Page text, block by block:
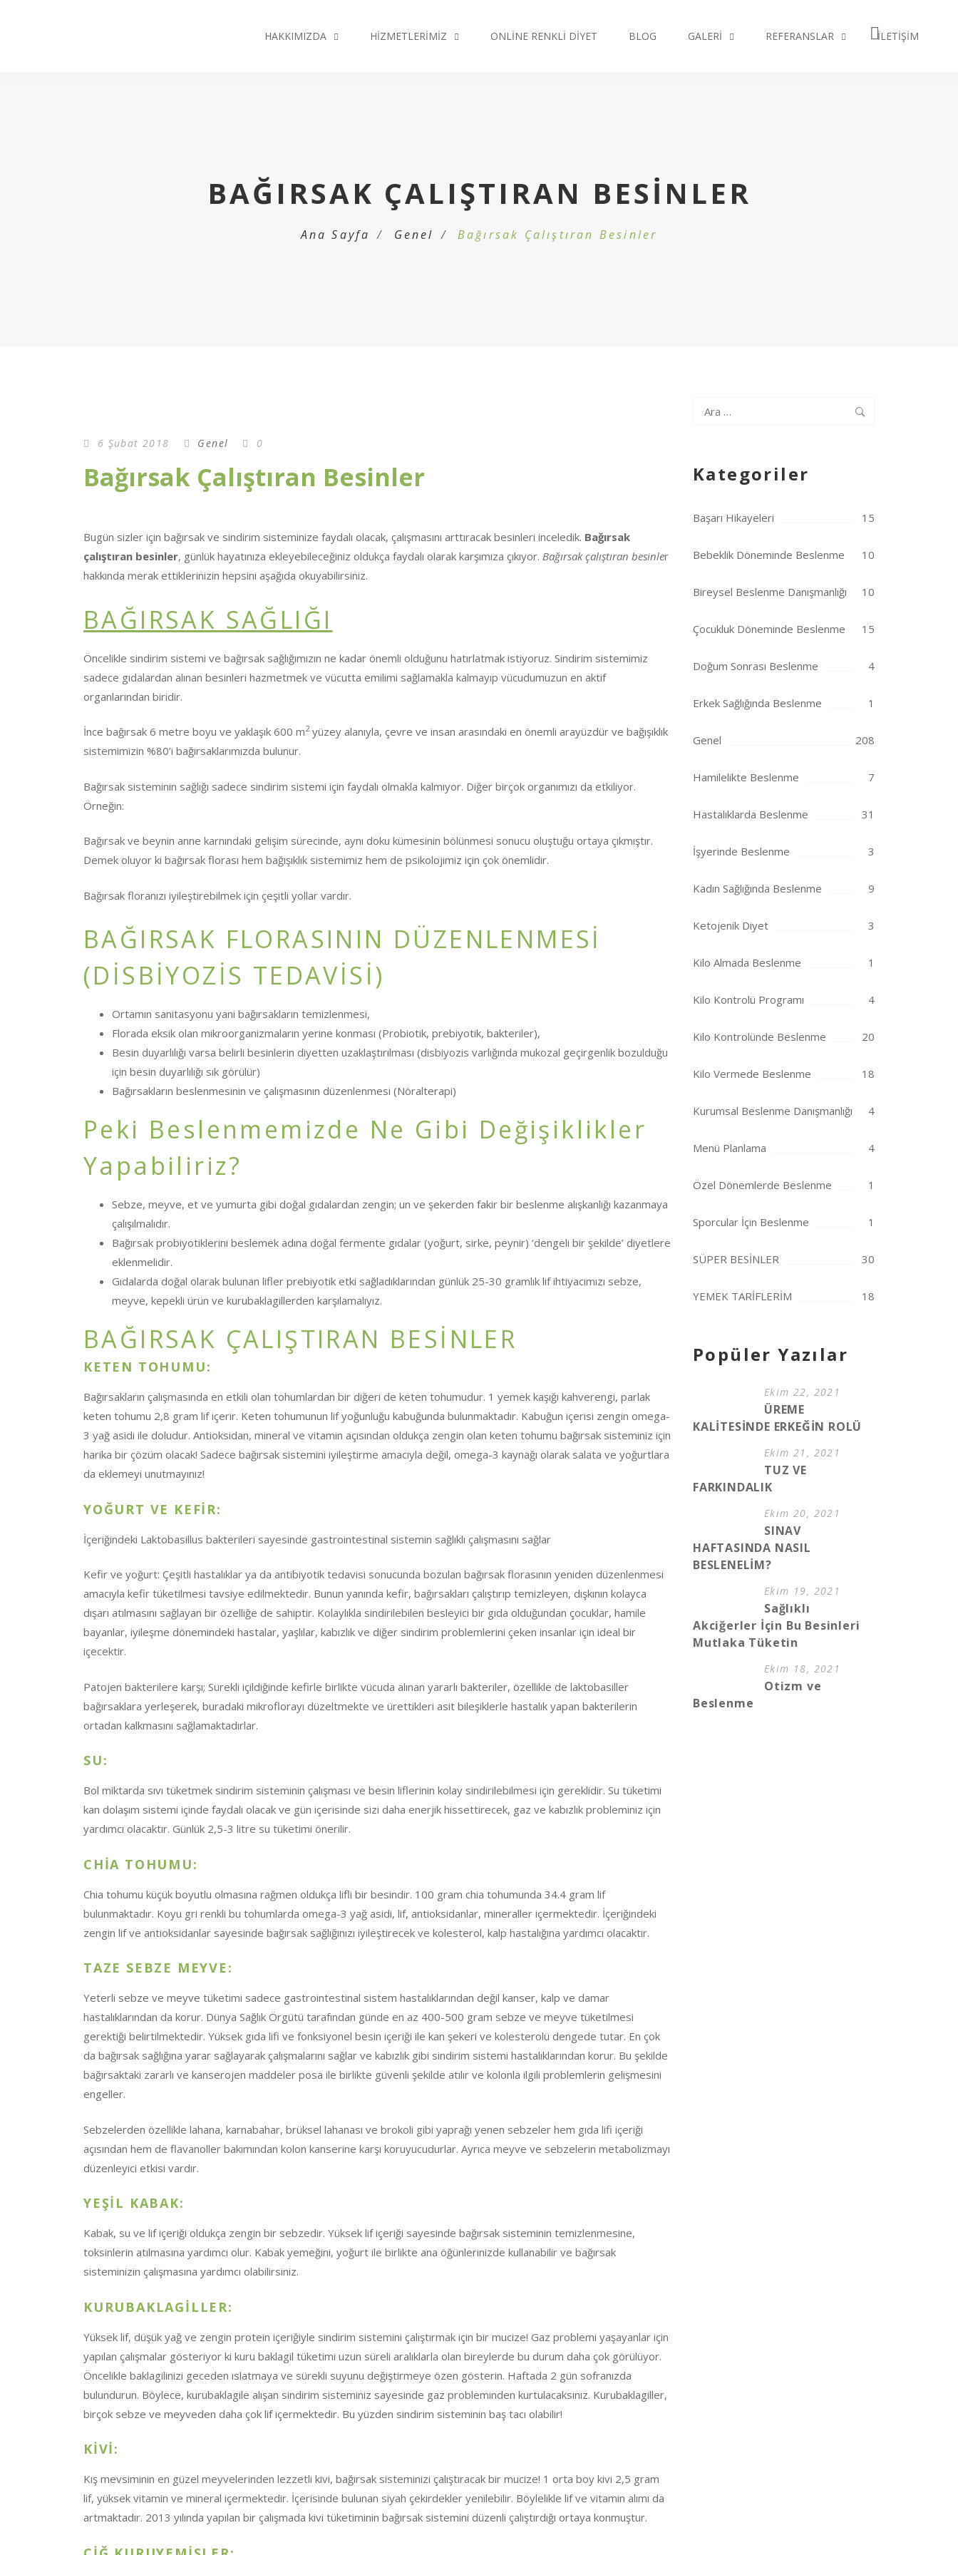
HAKKIMIZDA HIZMETLERIMIZ ONLINE RENKLI DIYET BLOG GALERI REFERANSLAR İLETIŞIM
BAĞIRSAK ÇALIŞTIRAN BESINLER
Ana Sayfa Genel Bağırsak Çalıştıran Besinler
6 Şubat 2018 Genel 0
Bağırsak Çalıştıran Besinler
Bugün sizler için bağırsak ve sindirim sisteminize faydalı olacak, çalışmasını arttıracak besinleri inceledik. Bağırsak
çalıştıran besinler, günlük hayatınıza ekleyebileceğiniz oldukça faydalı olarak karşımıza çıkıyor. Bağırsak çalıştıran besinler
hakkında merak ettiklerinizin hepsini aşağıda okuyabilirsiniz.
BAĞIRSAK SAĞLIĞI
Öncelikle sindirim sistemi ve bağırsak sağlığımızın ne kadar önemli olduğunu hatırlatmak istiyoruz. Sindirim sistemimiz
sadece gıdalardan alınan besinleri hazmetmek ve vücutta emilimi sağlamakla kalmayıp vücudumuzun en aktif
organlarından biridir.
İnce bağırsak 6 metre boyu ve yaklaşık 600 m2yüzey alanıyla, çevre ve insan arasındaki en önemli arayüzdür ve bağışıklık
sistemimizin %80’i bağırsaklarımızda bulunur.
Bağırsak sisteminin sağlığı sadece sindirim sistemi için faydalı olmakla kalmıyor. Diğer birçok organımızı da etkiliyor.
Örneğin:
Bağırsak ve beynin anne karnındaki gelişim sürecinde, aynı doku kümesinin bölünmesi sonucu oluştuğu ortaya çıkmıştır.
Demek oluyor ki bağırsak florası hem bağışıklık sistemimiz hem de psikolojimiz için çok önemlidir.
Bağırsak floranızı iyileştirebilmek için çeşitli yollar vardır.
BAĞIRSAK FLORASININ DÜZENLENMESİ
(DİSBİYOZİS TEDAVİSİ)
Ortamın sanitasyonu yani bağırsakların temizlenmesi,
Florada eksik olan mikroorganizmaların yerine konması (Probiotik, prebiyotik, bakteriler),
Besin duyarlılığı varsa belirli besinlerin diyetten uzaklaş­tırılması (disbiyozis varlığında mukozal geçirgenlik bozul­duğu
için besin duyarlılığı sık görülür)
Bağırsakların beslenmesinin ve çalışmasının düzenlen­mesi (Nöralterapi)
Peki Beslenmemizde Ne Gibi Değişiklikler
Yapabiliriz?
Sebze, meyve, et ve yumurta gibi doğal gıdalardan zengin; un ve şekerden fakir bir beslenme alışkanlığı kazanmaya
çalışılmalıdır.
Bağırsak probiyotiklerini beslemek adına doğal fermente gıdalar (yoğurt, sirke, peynir) ‘dengeli bir şekilde’ diyetlere
eklenmelidir.
Gıdalarda doğal olarak bulunan lifler prebiyotik etki sağladıklarından günlük 25-30 gramlık lif ihtiyacımızı sebze,
meyve, kepekli ürün ve kurubaklagillerden karşılamalıyız.
BAĞIRSAK ÇALIŞTIRAN BESİNLER
KETEN TOHUMU:
Bağırsakların çalışmasında en etkili olan tohumlardan bir diğeri de keten tohumudur. 1 yemek kaşığı kahverengi, parlak
keten tohumu 2,8 gram lif içerir. Keten tohumunun lif yoğunluğu kabuğunda bulunmaktadır. Kabuğun içerisi zengin omega-
3 yağ asidi ile doludur. Antioksidan, mineral ve vitamin açısından oldukça zengin olan keten tohumu bağırsak sisteminiz için
harika bir çözüm olacak! Sadece bağırsak sistemini iyileştirme amacıyla değil, omega-3 kaynağı olarak salata ve yoğurtlara
da eklemeyi unutmayınız!
YOĞURT VE KEFİR:
İçeriğindeki Laktobasillus bakterileri sayesinde gastrointestinal sistemin sağlıklı çalışmasını sağlar
Kefir ve yoğurt: Çeşitli hastalıklar ya da antibiyotik tedavisi sonucunda bozulan bağırsak florasının yeniden düzenlenmesi
amacıyla kefir tüketilmesi tavsiye edilmektedir. Bunun yanında kefir, bağırsakları çalıştırıp temizleyen, dışkının kolayca
dışarı atılmasını sağlayan bir özelliğe de sahiptir. Kolaylıkla sindirilebilen besleyici bir gıda olduğundan çocuklar, hamile
bayanlar, iyileşme dönemindeki hastalar, yaşlılar, kabızlık ve diğer sindirim problemlerini çeken insanlar için ideal bir
içecektir.
Patojen bakterilere karşı; Sürekli içildiğinde kefirle birlikte vücuda alınan yararlı bakteriler, özellikle de laktobasiller
bağırsaklara yerleşerek, buradaki mikroflorayı düzeltmekte ve ürettikleri asit bileşiklerle hastalık yapan bakterilerin
ortadan kalkmasını sağlamaktadırlar.
SU:
Bol miktarda sıvı tüketmek sindirim sisteminin çalışması ve besin liflerinin kolay sindirilebilmesi için gereklidir. Su tüketimi
kan dolaşım sistemi içinde faydalı olacak ve gün içerisinde sizi daha enerjik hissettirecek, gaz ve kabızlık probleminiz için
yardımcı olacaktır. Günlük 2,5-3 litre su tüketimi önerilir.
CHİA TOHUMU:
Chia tohumu küçük boyutlu olmasına rağmen oldukça lifli bir besindir. 100 gram chia tohumunda 34.4 gram lif
bulunmaktadır. Koyu gri renkli bu tohumlarda omega-3 yağ asidi, lif, antioksidanlar, mineraller içermektedir. İçeriğindeki
zengin lif ve antioksidanlar sayesinde bağırsak sağlığınızı iyileştirecek ve kolesterol, kalp hastalığına yardımcı olacaktır.
TAZE SEBZE MEYVE:
Yeterli sebze ve meyve tüketimi sadece gastrointestinal sistem hastalıklarından değil kanser, kalp ve damar
hastalıklarından da korur. Dünya Sağlık Örgütü tarafından günde en az 400-500 gram sebze ve meyve tüketilmesi
gerektiği belirtilmektedir. Yüksek gıda lifi ve fonksiyonel besin içeriği ile kan şekeri ve kolesterolü dengede tutar. En çok
da bağırsak sağlığına yarar sağlayarak çalışmalarını sağlar ve kabızlık gibi sindirim sistemi hastalıklarından korur. Bu şekilde
bağırsaktaki zararlı ve kanserojen maddeler posa ile birlikte güvenli şekilde atılır ve kolonla ilgili problemlerin gelişmesini
engeller.
Sebzelerden özellikle lahana, karnabahar, brüksel lahanası ve brokoli gibi yaprağı yenen sebzeler hem gıda lifi içeriği
açısından hem de flavanoller bakımından kolon kanserine karşı koruyucudurlar. Ayrıca meyve ve sebzelerin metabolizmayı
düzenleyici etkisi vardır.
YEŞİL KABAK:
Kabak, su ve lif içeriği oldukça zengin bir sebzedir. Yüksek lif içeriği sayesinde bağırsak sisteminin temizlenmesine,
toksinlerin atılmasına yardımcı olur. Kabak yemeğini, yoğurt ile birlikte ana öğünlerinizde kullanabilir ve bağırsak
sisteminizin çalışmasına yardımcı olabilirsiniz.
KURUBAKLAGİLLER:
Yüksek lif, düşük yağ ve zengin protein içeriğiyle sindirim sistemini çalıştırmak için bir mucize! Gaz problemi yaşayanlar için
yapılan çalışmalar gösteriyor ki kuru baklagil tüketimi uzun süreli aralıklarla olan bireylerde bu durum daha çok görülüyor.
Öncelikle baklagilinizi geceden ıslatmaya ve sürekli suyunu değiştirmeye özen gösterin. Haftada 2 gün sofranızda
bulundurun. Böylece, kurubaklagile alışan sindirim sisteminiz sayesinde gaz probleminden kurtulacaksınız. Kurubaklagiller,
birçok sebze ve meyveden daha çok lif içermektedir. Bu yüzden sindirim sisteminin baş tacı olabilir!
KİVİ:
Kış mevsiminin en güzel meyvelerinden lezzetli kivi, bağırsak sisteminizi çalıştıracak bir mucize! 1 orta boy kivi 2,5 gram
lif, yüksek vitamin ve mineral içermektedir. İçerisinde bulunan siyah çekirdekler yenilebilir. Böylelikle lif ve vitamin alımı da
artmaktadır. 2013 yılında yapılan bir çalışmada kivi tüketiminin bağırsak sistemini düzenli çalıştırdığı ortaya konmuştur.
Arama:
Kategoriler
Başarı Hikayeleri 15
Bebeklik Döneminde Beslenme 10
Bireysel Beslenme Danışmanlığı 10
Çocukluk Döneminde Beslenme 15
Doğum Sonrası Beslenme 4
Erkek Sağlığında Beslenme 1
Genel 208
Hamilelikte Beslenme 7
Hastalıklarda Beslenme 31
İşyerinde Beslenme 3
Kadın Sağlığında Beslenme 9
Ketojenik Diyet 3
Kilo Almada Beslenme 1
Kilo Kontrolü Programı 4
Kilo Kontrolünde Beslenme 20
Kilo Vermede Beslenme 18
Kurumsal Beslenme Danışmanlığı 4
Menü Planlama 4
Özel Dönemlerde Beslenme 1
Sporcular İçin Beslenme 1
SÜPER BESİNLER 30
YEMEK TARİFLERİM 18
Popüler Yazılar
Ekim 22, 2021
ÜREME
KALİTESİNDE ERKEĞİN ROLÜ
Ekim 21, 2021
TUZ VE
FARKINDALIK
Ekim 20, 2021
SINAV
HAFTASINDA NASIL
BESLENELİM?
Ekim 19, 2021
Sağlıklı
Akciğerler İçin Bu Besinleri
Mutlaka Tüketin
Ekim 18, 2021
Otizm ve
Beslenme